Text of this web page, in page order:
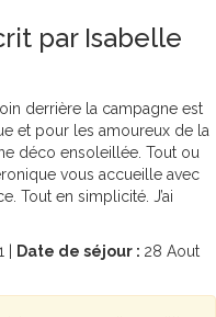
par Isabelle
derrière la campagne est
et pour les amoureux de la
déco ensoleillée. Tout ou
vous accueille avec
Tout en simplicité. J’ai
| Date de séjour : 28 Aout